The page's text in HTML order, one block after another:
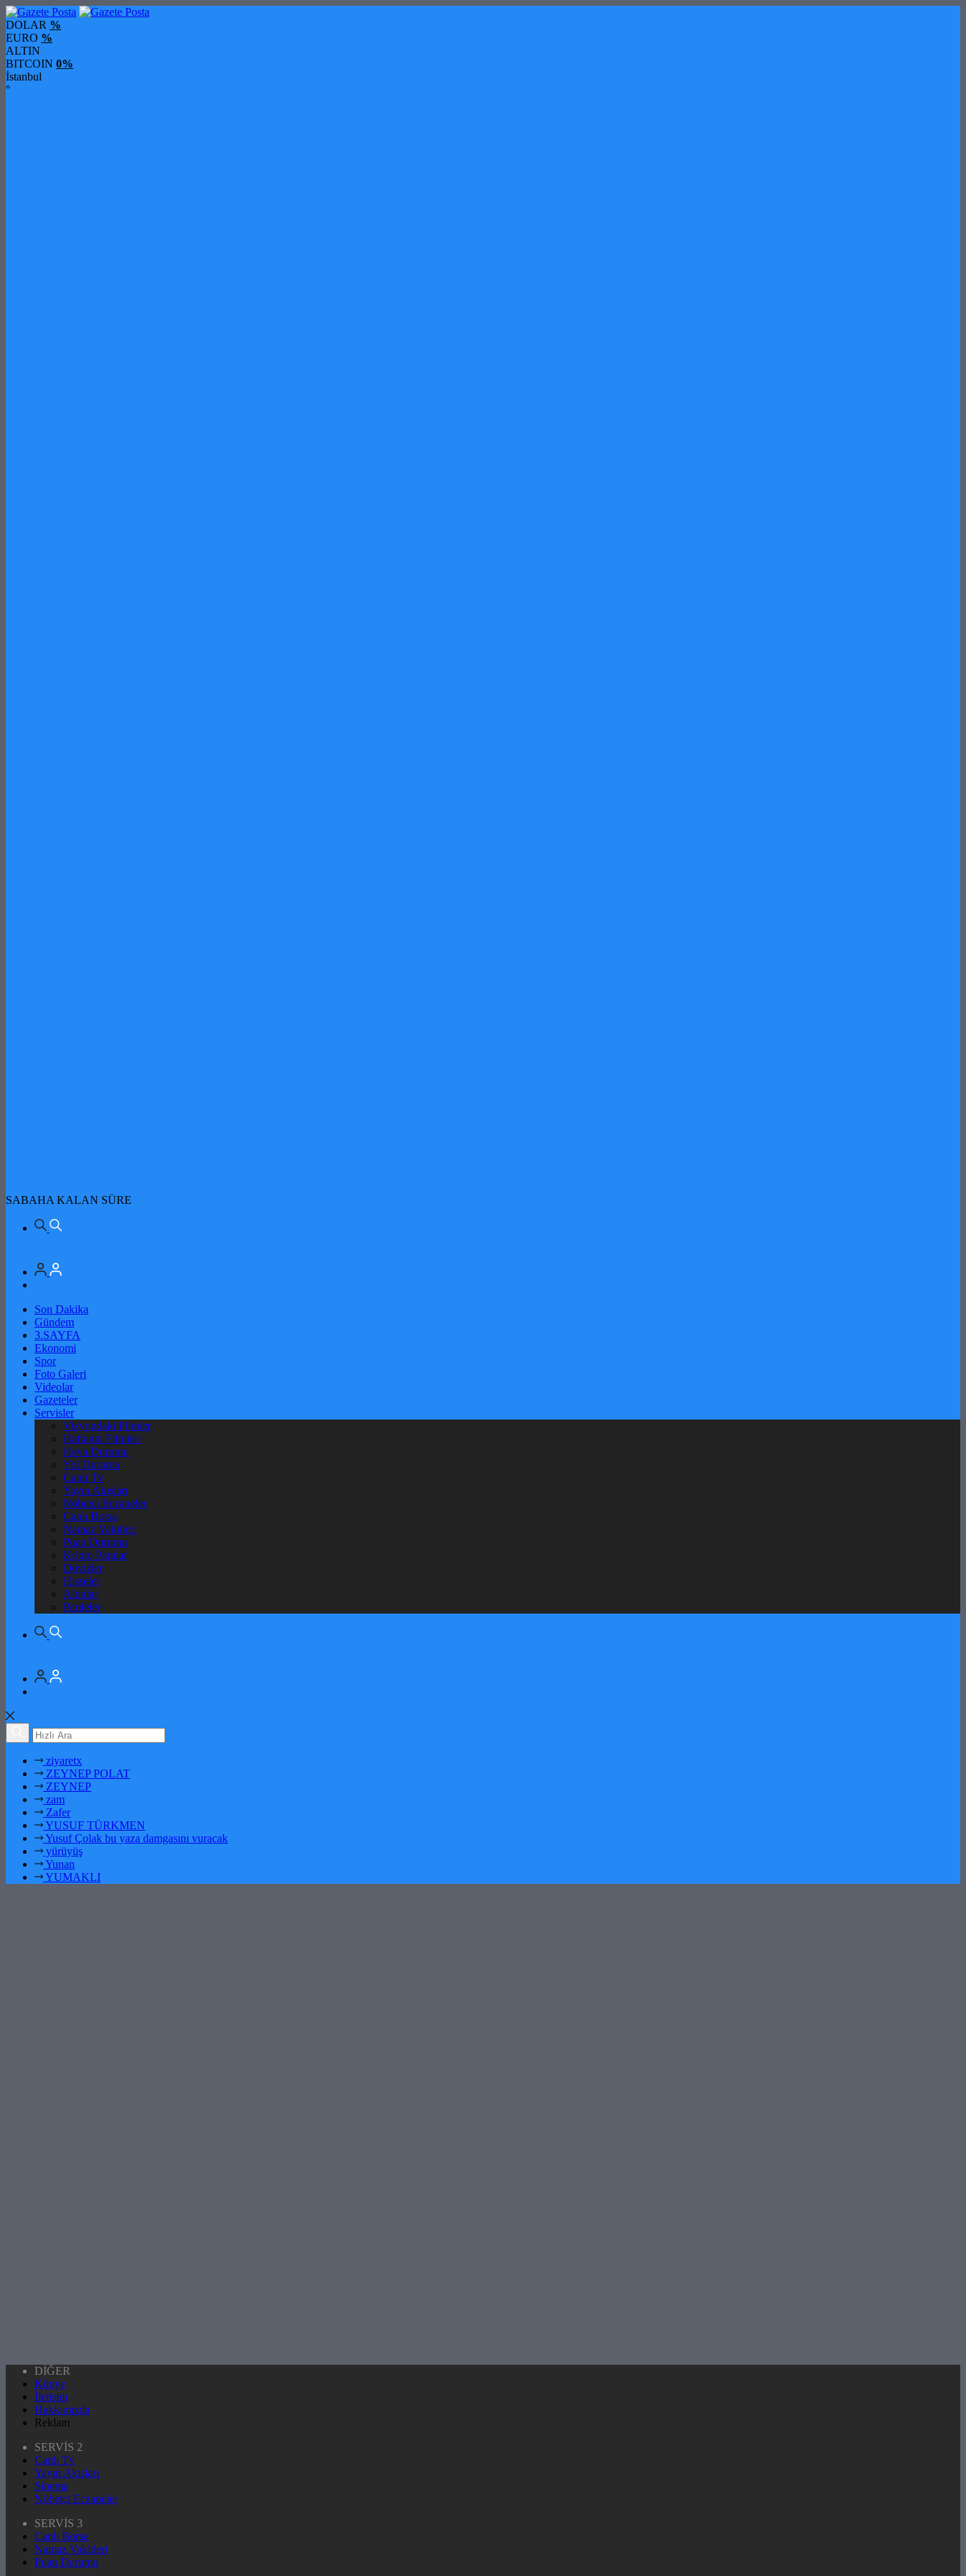
DOLAR %
EURO %
ALTIN
BITCOIN 0%
İstanbul
°
SABAHA KALAN SÜRE
Son Dakika
Gündem
3.SAYFA
Ekonomi
Spor
Foto Galeri
Videolar
Gazeteler
Servisler
Vizyondaki Filmler
Haftanin Filmleri
Hava Durumu
Yol Durumu
Canlı Tv
Yayın Akışları
Nöbetçi Eczaneler
Canlı Borsa
Namaz Vakitleri
Puan Durumu
Kripto Paralar
Dövizler
Hisseler
Altınlar
Pariteler
ziyaretx
ZEYNEP POLAT
ZEYNEP
zam
Zafer
YUSUF TÜRKMEN
Yusuf Çolak bu yaza damgasını vuracak
yürüyüş
Yunan
YUMAKLI
DİĞER
Künye
İletişim
Hakkımızda
Reklam
SERVİS 2
Canlı Tv
Yayın Akışları
Sinema
Nöbetçi Eczaneler
SERVİS 3
Canlı Borsa
Namaz Vakitleri
Puan Durumu